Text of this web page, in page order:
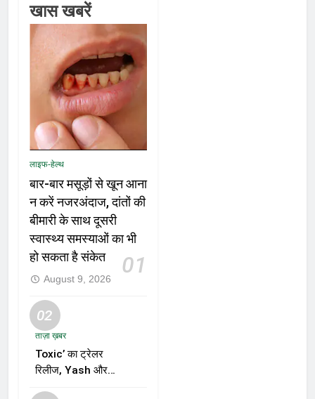
खास खबरें
लाइफ-हेल्थ
बार-बार मसूड़ों से खून आना
न करें नजरअंदाज, दांतों की
बीमारी के साथ दूसरी
स्वास्थ्य समस्याओं का भी
हो सकता है संकेत
01
August 9, 2026
02
ताज़ा ख़बर
Toxic’ का ट्रेलर
रिलीज, Yash और